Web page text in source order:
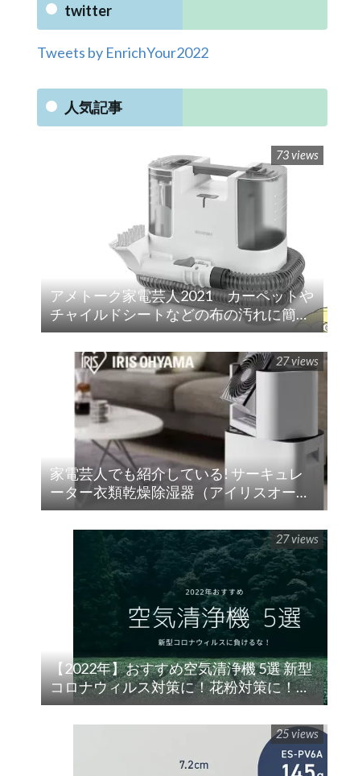
twitter
Tweets by EnrichYour2022
人気記事
アメトーク家電芸人2021 カーペットや
チャイルドシートなどの布の汚れに簡単
水洗い！「リンサークリーナー(RNS-
P10-W)」
73 views
家電芸人でも紹介している! サーキュレ
ーター衣類乾燥除湿器（アイリスオーヤ
マ）!!の紹介
27 views
【2022年】おすすめ空気清浄機 5選 新型
コロナウィルス対策に！花粉対策に！
楽天/Amazon/Yahoo/PayPay
27 views
25 views